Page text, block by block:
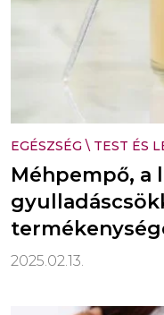
EGÉSZSÉG \ TEST ÉS
Méhpempő, a
2025.02.13.